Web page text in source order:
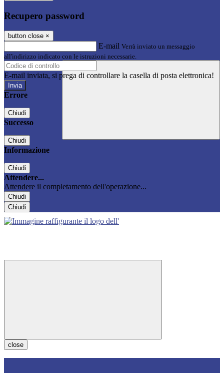
Recupero password
button close ×
E-mail Verrà inviato un messaggio
all'indirizzo indicato con le istruzioni necessarie.
E-mail inviata, si prega di controllare la casella di posta elettronica!
Errore
Chiudi
Successo
Chiudi
Informazione
Chiudi
Attendere...
Attendere il completamento dell'operazione...
Chiudi
Chiudi
close